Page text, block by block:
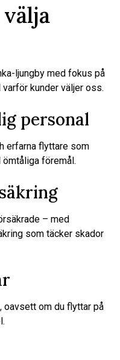
ljungby med fokus på
kunder väljer oss.
personal
erfarna flyttare som
föremål.
– med
som täcker skador
oavsett om du flyttar på